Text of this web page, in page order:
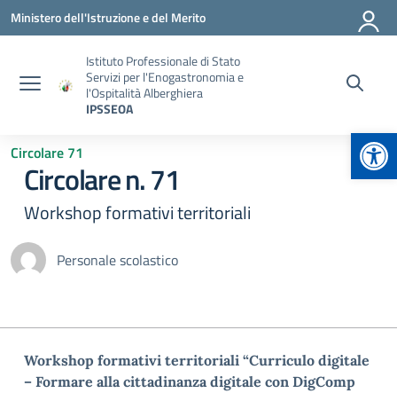
Vai ai contenuti
Vai al menu di navigazione
Vai al footer
Ministero dell'Istruzione e del Merito
Istituto Professionale di Stato
Servizi per l'Enogastronomia e
l'Ospitalità Alberghiera
IPSSEOA
Circolare 71
Circolare n. 71
Workshop formativi territoriali
Personale scolastico
Workshop formativi territoriali “Curriculo digitale
– Formare alla cittadinanza digitale con DigComp